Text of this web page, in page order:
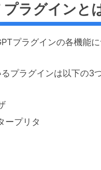
ラグインと
プラグインの各機能
プラグインは以下の3
ープリタ